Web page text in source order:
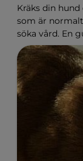
Kräks din hund
som är
söka vård. En
dig som har